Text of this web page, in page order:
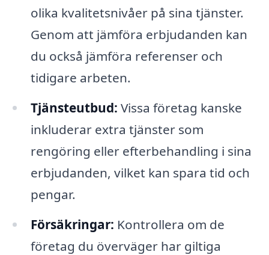
olika kvalitetsnivåer på sina tjänster.
Genom att jämföra erbjudanden kan
du också jämföra referenser och
tidigare arbeten.
Tjänsteutbud: Vissa företag kanske
inkluderar extra tjänster som
rengöring eller efterbehandling i sina
erbjudanden, vilket kan spara tid och
pengar.
Försäkringar: Kontrollera om de
företag du överväger har giltiga